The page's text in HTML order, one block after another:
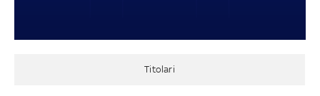
Titolari